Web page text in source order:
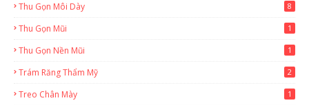
Thu Gọn Môi Dày 8
Thu Gọn Mũi 1
Thu Gọn Nền Mũi 1
Trám Răng Thẩm Mỹ 2
Treo Chân Mày 1